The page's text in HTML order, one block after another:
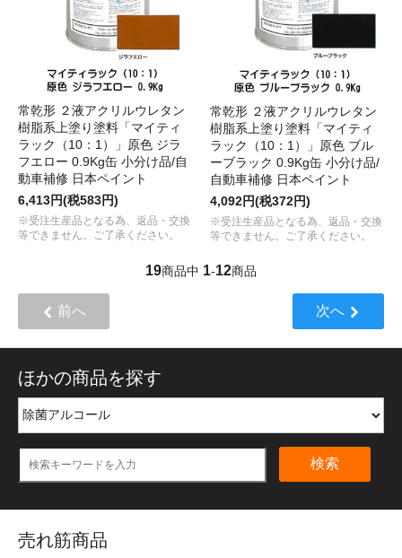
常乾形 ２液アクリルウレタン
樹脂系上塗り塗料「マイティ
ラック（10：1）」原色 ジラ
フエロー 0.9Kg缶 小分け品/自
動車補修 日本ペイント
6,413円(税583円)
※受注生産品となる為、返品・交換
等できません。ご了承ください。
常乾形 ２液アクリルウレタン
樹脂系上塗り塗料「マイティ
ラック（10：1）」原色 ブル
ーブラック 0.9Kg缶 小分け品/
自動車補修 日本ペイント
4,092円(税372円)
※受注生産品となる為、返品・交換
等できません。ご了承ください。
19商品中 1-12商品
前へ 次へ
ほかの商品を探す
検索
売れ筋商品